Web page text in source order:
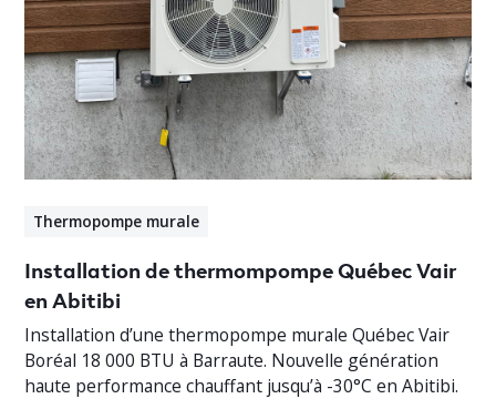
Thermopompe murale
Installation de thermompompe Québec Vair
en Abitibi
Installation d’une thermopompe murale Québec Vair
Boréal 18 000 BTU à Barraute. Nouvelle génération
haute performance chauffant jusqu’à -30°C en Abitibi.